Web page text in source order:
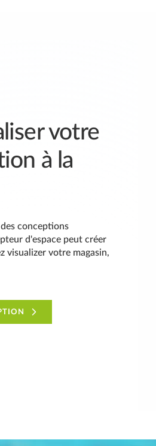
votre
à la
conceptions
d'espace peut créer
visualizer votre magasin,